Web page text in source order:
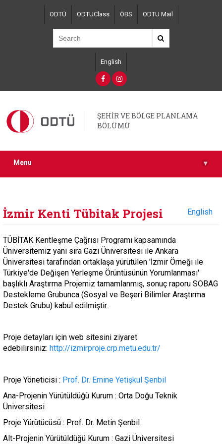
ODTÜ ODTUClass ÖBS ODTU Mail
English
ŞEHİR VE BÖLGE PLANLAMA
BÖLÜMÜ
Menu ▾
İzmir Kenti Tübitak Projesi English
TÜBİTAK Kentleşme Çağrısı Programı kapsamında
Üniversitemiz yanı sıra Gazi Üniversitesi ile Ankara
Üniversitesi tarafından ortaklaşa yürütülen 'İzmir Örneği ile
Türkiye'de Değişen Yerleşme Örüntüsünün Yorumlanması'
başlıklı Araştırma Projemiz tamamlanmış, sonuç raporu SOBAG
Destekleme Grubunca (Sosyal ve Beşeri Bilimler Araştırma
Destek Grubu) kabul edilmiştir.
Proje detayları için web sitesini ziyaret
edebilirsiniz: http://izmirproje.crp.metu.edu.tr/
Proje Yöneticisi : Prof. Dr. Emine Yetişkul Şenbil
Ana-Projenin Yürütüldüğü Kurum : Orta Doğu Teknik
Üniversitesi
Proje Yürütücüsü : Prof. Dr. Metin Şenbil
Alt-Projenin Yürütüldüğü Kurum : Gazi Üniversitesi